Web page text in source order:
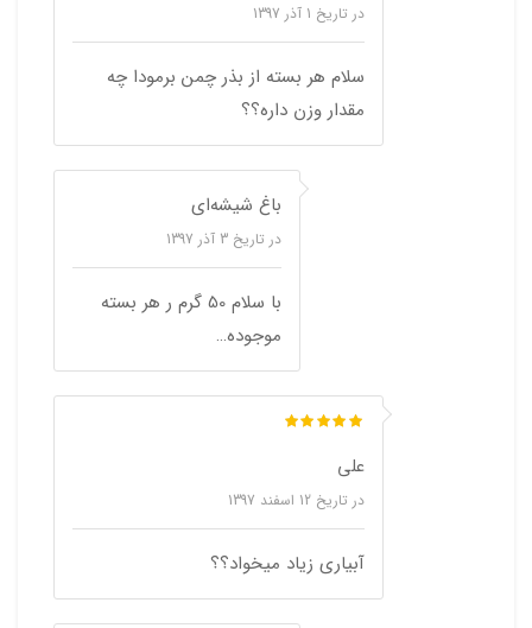
در تاریخ 1 آذر 1397
سلام هر بسته از بذر چمن برمودا چه
مقدار وزن داره؟؟
باغ شیشه‌ای
در تاریخ 3 آذر 1397
با سلام 50 گرم ر هر بسته
موجوده…
علی
در تاریخ 12 اسفند 1397
آبیاری زیاد میخواد؟؟